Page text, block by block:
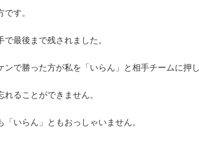
す。
最後まで残されました。
ンで勝った方が私を「いらん」と相手チームに押し
ることができません。
いらん」ともおっしゃいません。